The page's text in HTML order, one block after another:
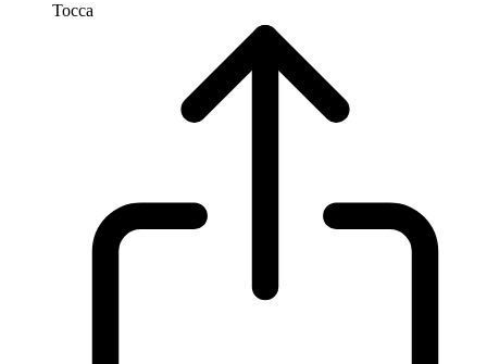
Tocca